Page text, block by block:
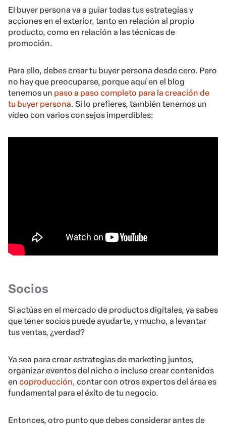
El buyer persona va a guiar todas tus estrategias y
acciones en el exterior, tanto en relación al propio
producto, como en relación a las técnicas de
promoción.
Para ello, debes crear tu buyer persona desde cero. Pero
no hay que preocuparse, porque aquí en el blog
tenemos un paso a paso completo para la creación de
tu buyer persona. Si lo prefieres, también tenemos un
vídeo con varios consejos imperdibles:
Socios
Si actúas en el mercado de productos digitales, ya sabes
que tener socios puede ayudarte, y mucho, a levantar
tus ventas, ¿verdad?
Ya sea para crear estrategias de marketing juntos,
organizar eventos del nicho o incluso crear contenidos
en coproducción, contar con otros expertos del área es
fundamental para el éxito de tu negocio.
Entonces, otro punto que debes considerar antes de